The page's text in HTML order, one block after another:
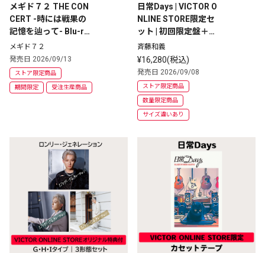
メギド７２ THE CON
CERT -時には戦果の
記憶を辿って- Blu-ra
y
メギド７２
発売日 2026/09/13
ストア限定商品
期間限定 受注生産商品
日常Days | VICTOR O
NLINE STORE限定セ
ット | 初回限定盤＋リ
ライブ✕Rock'n Roll
Can Never Dieコラボ
リカバリーTシャツ
斉藤和義
¥16,280(税込)
発売日 2026/09/08
ストア限定商品
数量限定商品
サイズ違いあり